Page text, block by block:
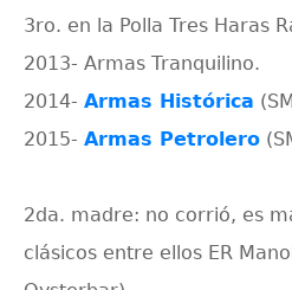
3ro. en la Polla Tres Haras
2013- Armas Tranquilino.
2014- Armas Histórica
2015- Armas Petrolero
2da. madre: no corrió, es
clásicos entre ellos ER